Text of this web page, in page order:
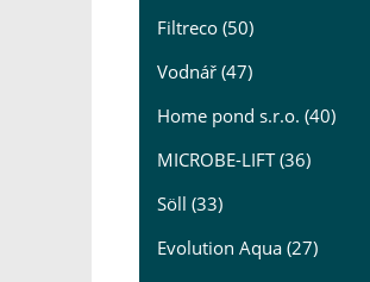
Filtreco (50)
Vodnář (47)
Home pond s.r.o. (40)
MICROBE-LIFT (36)
Söll (33)
Evolution Aqua (27)